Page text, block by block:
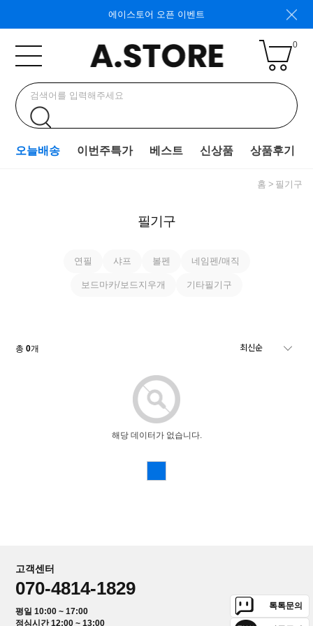
에이스토어 오픈 이벤트
0
오늘배송 이번주특가 베스트 신상품 상품후기
홈 필기구
필기구
연필 샤프 볼펜 네임펜/매직
보드마카/보드지우개 기타필기구
총0개
해당 데이터가 없습니다.
고객센터
070-4814-1829
평일 10:00 ~ 17:00
점심시간 12:00 ~ 13:00
톡톡문의